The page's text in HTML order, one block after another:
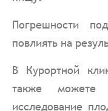
Погрешности
повлиять на
В Курортной
также можете
исследование